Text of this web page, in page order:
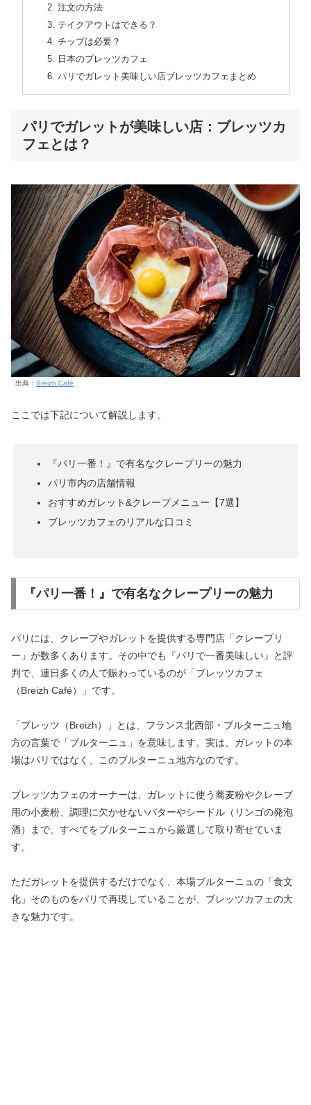
注文の方法
テイクアウトはできる？
チップは必要？
日本のブレッツカフェ
パリでガレット美味しい店ブレッツカフェまとめ
パリでガレットが美味しい店：ブレッツカ
フェとは？
出典： Breizh Café
ここでは下記について解説します。
『パリ一番！』で有名なクレープリーの魅力
パリ市内の店舗情報
おすすめガレット&クレープメニュー【7選】
ブレッツカフェのリアルな口コミ
『パリ一番！』で有名なクレープリーの魅力
パリには、クレープやガレットを提供する専門店「クレープリ
ー」が数多くあります。その中でも『パリで一番美味しい』と評
判で、連日多くの人で賑わっているのが「ブレッツカフェ
（Breizh Café）」です。
「ブレッツ（Breizh）」とは、フランス北西部・ブルターニュ地
方の言葉で「ブルターニュ」を意味します。実は、ガレットの本
場はパリではなく、このブルターニュ地方なのです。
ブレッツカフェのオーナーは、ガレットに使う蕎麦粉やクレープ
用の小麦粉、調理に欠かせないバターやシードル（リンゴの発泡
酒）まで、すべてをブルターニュから厳選して取り寄せていま
す。
ただガレットを提供するだけでなく、本場ブルターニュの「食文
化」そのものをパリで再現していることが、ブレッツカフェの大
きな魅力です。